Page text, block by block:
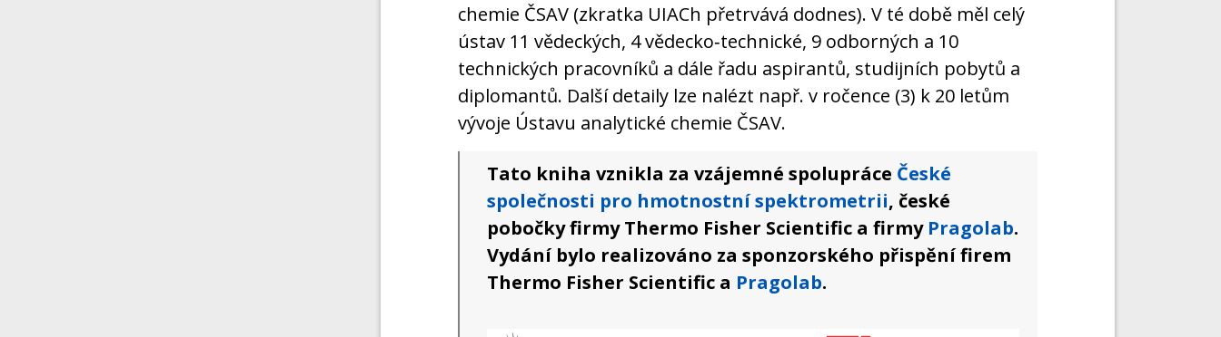
chemie ČSAV (zkratka UIACh přetrvává dodnes). V té době měl celý
ústav 11 vědeckých, 4 vědecko‐technické, 9 odborných a 10
technických pracovníků a dále řadu aspirantů, studijních pobytů a
diplomantů. Další detaily lze nalézt např. v ročence (3) k 20 letům
vývoje Ústavu analytické chemie ČSAV.
Tato kniha vznikla za vzájemné spolupráce České
společnosti pro hmotnostní spektrometrii, české
pobočky firmy Thermo Fisher Scientific a firmy Pragolab.
Vydání bylo realizováno za sponzorského přispění firem
Thermo Fisher Scientific a Pragolab.